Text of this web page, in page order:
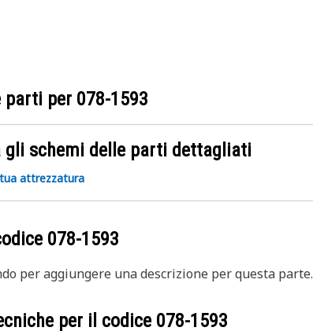
parti per 078-1593
gli schemi delle parti dettagliati
attrezzatura
078-1593
per aggiungere una descrizione per questa parte.
per il codice 078-1593